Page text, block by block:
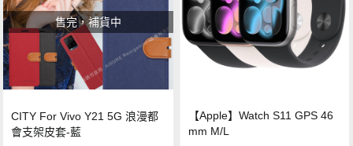
售完，補貨中
CITY For Vivo Y21 5G 浪漫都
會支架皮套-藍
【Apple】Watch S11 GPS 46
mm M/L